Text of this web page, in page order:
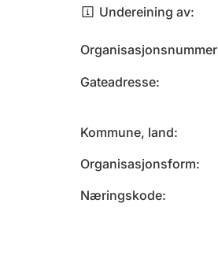
Undereining av
Organisasjonsnummer
Gateadresse
Kommune, land
Organisasjonsform
Næringskode